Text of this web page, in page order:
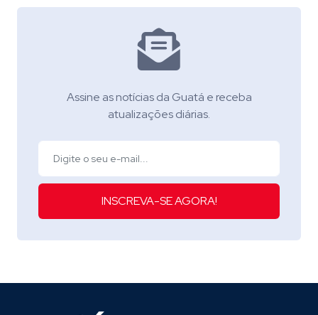
Assine as notícias da Guatá e receba
atualizações diárias.
INSCREVA-SE AGORA!